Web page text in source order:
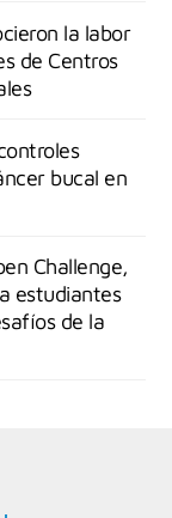
la labor
de Centros
bucal en
Challenge,
estudiantes
de la